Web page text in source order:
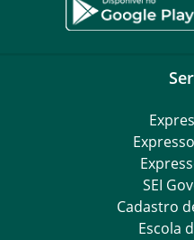
SEI
Cadastro
Escola